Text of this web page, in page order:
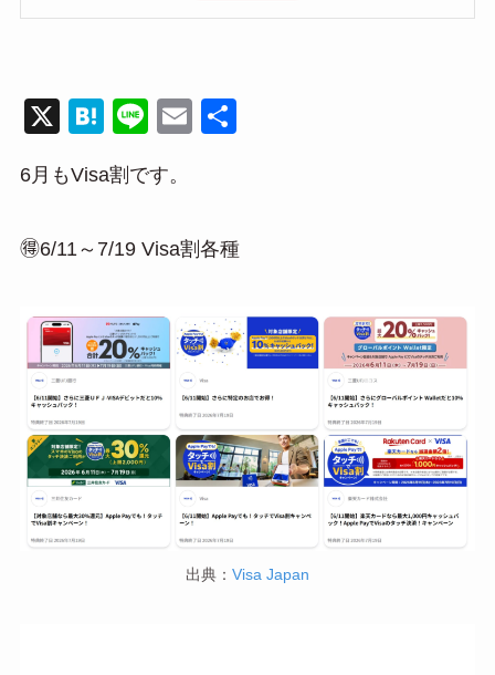
X
H
e
a
Li
e
E
6月もVisa割です。
🉐6/11～7/19 Visa割各種
出典： Visa Japan